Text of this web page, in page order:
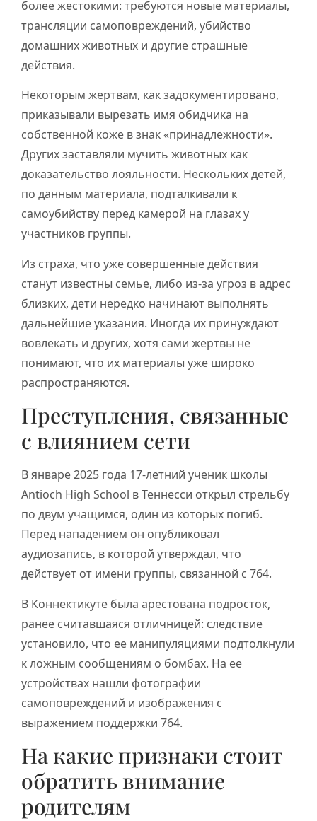
более жестокими: требуются новые материалы,
трансляции самоповреждений, убийство
домашних животных и другие страшные
действия.
Некоторым жертвам, как задокументировано,
приказывали вырезать имя обидчика на
собственной коже в знак «принадлежности».
Других заставляли мучить животных как
доказательство лояльности. Нескольких детей,
по данным материала, подталкивали к
самоубийству перед камерой на глазах у
участников группы.
Из страха, что уже совершенные действия
станут известны семье, либо из-за угроз в адрес
близких, дети нередко начинают выполнять
дальнейшие указания. Иногда их принуждают
вовлекать и других, хотя сами жертвы не
понимают, что их материалы уже широко
распространяются.
Преступления, связанные
с влиянием сети
В январе 2025 года 17-летний ученик школы
Antioch High School в Теннесси открыл стрельбу
по двум учащимся, один из которых погиб.
Перед нападением он опубликовал
аудиозапись, в которой утверждал, что
действует от имени группы, связанной с 764.
В Коннектикуте была арестована подросток,
ранее считавшаяся отличницей: следствие
установило, что ее манипуляциями подтолкнули
к ложным сообщениям о бомбах. На ее
устройствах нашли фотографии
самоповреждений и изображения с
выражением поддержки 764.
На какие признаки стоит
обратить внимание
родителям